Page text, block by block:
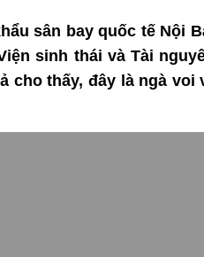
sân bay quốc tế Nội
sinh thái và Tài
cho thấy, đây là ngà